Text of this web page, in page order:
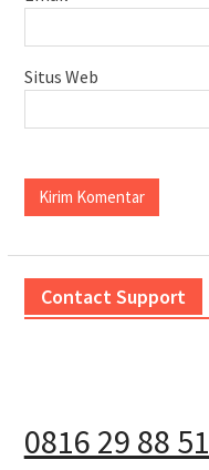
Situs Web
Contact Support
0816 29 88 51